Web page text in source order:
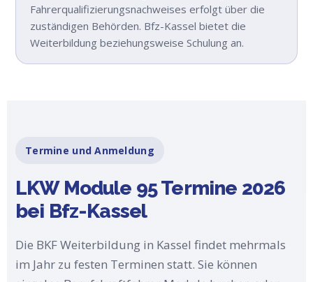
Fahrerqualifizierungsnachweises erfolgt über die
zuständigen Behörden. Bfz-Kassel bietet die
Weiterbildung beziehungsweise Schulung an.
Termine und Anmeldung
LKW Module 95 Termine 2026
bei Bfz-Kassel
Die BKF Weiterbildung in Kassel findet mehrmals
im Jahr zu festen Terminen statt. Sie können